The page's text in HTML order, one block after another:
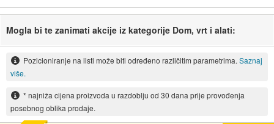
Mogla bi te zanimati akcije iz kategorije Dom, vrt i alati:
Pozicioniranje na listi može biti određeno različitim parametrima. Saznaj
više.
* najniža cijena proizvoda u razdoblju od 30 dana prije provođenja
posebnog oblika prodaje.